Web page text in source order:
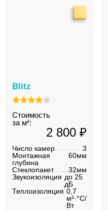
Blitz
Стоимость
за м²:
2 800 ₽
Число камер
3
Монтажная
глубина
60мм
Стеклопакет
32мм
Звукоизоляция до 25
дБ
Теплоизоляция 0,7
м²·°C/
Вт